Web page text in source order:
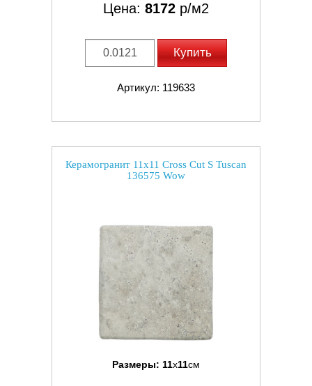
Цена: 8172 р/м2
Купить
Артикул: 119633
Керамогранит 11x11 Cross Cut S Tuscan
136575 Wow
Размеры: 11x11см